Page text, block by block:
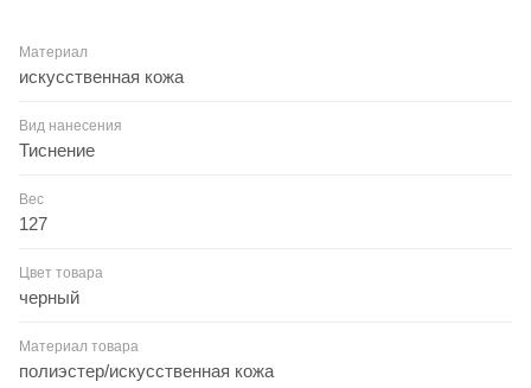
Материал
искусственная кожа
Вид нанесения
Тиснение
Вес
127
Цвет товара
черный
Материал товара
полиэстер/искусственная кожа